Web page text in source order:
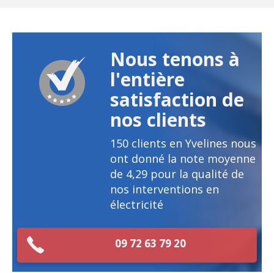
Nous tenons à
l'entière
satisfaction de
nos clients
150 clients en Yvelines nous
ont donné la note moyenne
de 4,29 pour la qualité de
nos interventions en
électricité
09 72 63 79 20